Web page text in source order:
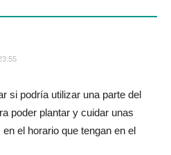
si podría utilizar una parte del
poder plantar y cuidar unas
el horario que tengan en el